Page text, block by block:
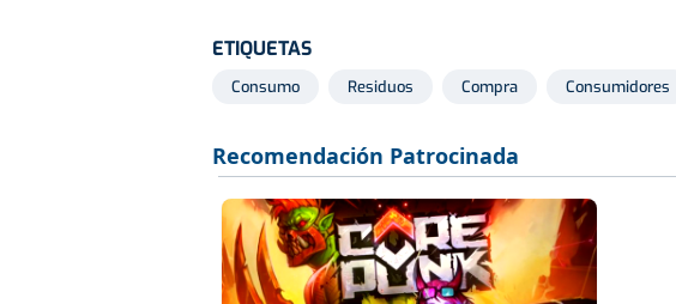
ETIQUETAS
Consumo Residuos Compra Consumidores